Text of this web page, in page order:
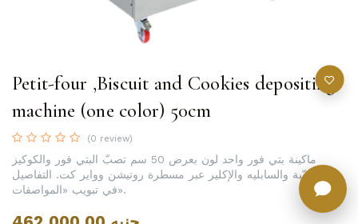
Petit-four ,Biscuit and Cookies depositing
machine (one color) 50cm
(0 review)
ماكينة بتي فور واحد لون بعرض 50 سم تصبّ البتي فور والكوكيز
والغريّبة والسابليه والإكلير عبر مسطرة روتيشن وواير كت. التفاصيل
في تبويب «المواصفات».